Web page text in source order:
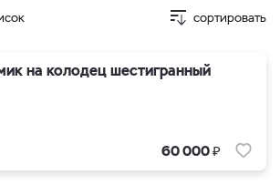
сортировать
на колодец шестигранный
60 000₽